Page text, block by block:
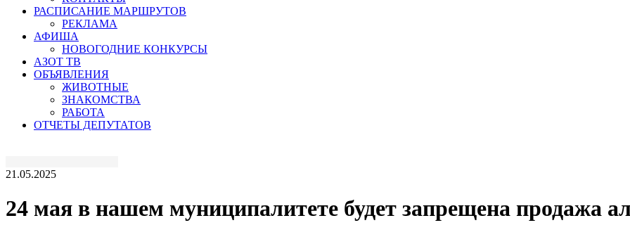
РАСПИСАНИЕ МАРШРУТОВ
РЕКЛАМА
АФИША
НОВОГОДНИЕ КОНКУРСЫ
АЗОТ ТВ
ОБЪЯВЛЕНИЯ
ЖИВОТНЫЕ
ЗНАКОМСТВА
РАБОТА
ОТЧЕТЫ ДЕПУТАТОВ
21.05.2025
24 мая в нашем муниципалитете будет запрещена продажа